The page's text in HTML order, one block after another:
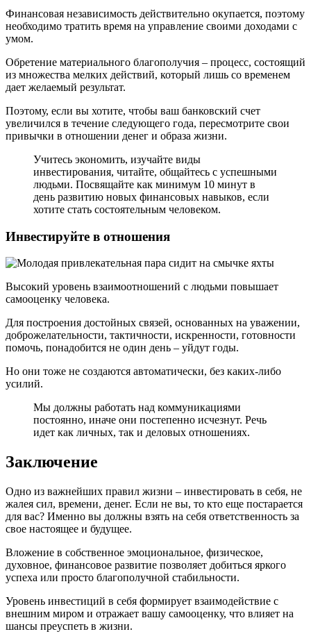
Финансовая независимость действительно окупается, поэтому
необходимо тратить время на управление своими доходами с
умом.
Обретение материального благополучия – процесс, состоящий
из множества мелких действий, который лишь со временем
дает желаемый результат.
Поэтому, если вы хотите, чтобы ваш банковский счет
увеличился в течение следующего года, пересмотрите свои
привычки в отношении денег и образа жизни.
Учитесь экономить, изучайте виды
инвестирования, читайте, общайтесь с успешными
людьми. Посвящайте как минимум 10 минут в
день развитию новых финансовых навыков, если
хотите стать состоятельным человеком.
Инвестируйте в отношения
Высокий уровень взаимоотношений с людьми повышает
самооценку человека.
Для построения достойных связей, основанных на уважении,
доброжелательности, тактичности, искренности, готовности
помочь, понадобится не один день – уйдут годы.
Но они тоже не создаются автоматически, без каких-либо
усилий.
Мы должны работать над коммуникациями
постоянно, иначе они постепенно исчезнут. Речь
идет как личных, так и деловых отношениях.
Заключение
Одно из важнейших правил жизни – инвестировать в себя, не
жалея сил, времени, денег. Если не вы, то кто еще постарается
для вас? Именно вы должны взять на себя ответственность за
свое настоящее и будущее.
Вложение в собственное эмоциональное, физическое,
духовное, финансовое развитие позволяет добиться яркого
успеха или просто благополучной стабильности.
Уровень инвестиций в себя формирует взаимодействие с
внешним миром и отражает вашу самооценку, что влияет на
шансы преуспеть в жизни.